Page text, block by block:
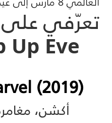
تعرّفي على
Up Eve
(2019)
أكشن،